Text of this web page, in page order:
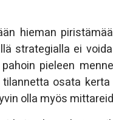
hieman
strategialla ei
pieleen
osata
olla myös